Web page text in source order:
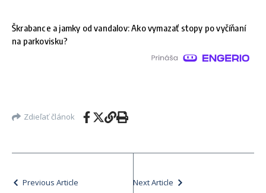
Škrabance a jamky od vandalov: Ako vymazať stopy po vyčíňaní
na parkovisku?
Zdieľať článok
Previous Article Next Article